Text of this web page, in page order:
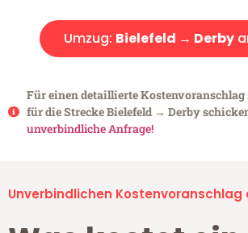
Umzug: Bielefeld → Derby
Für einen detaillierte
für die Strecke Bielefeld → Derby
unverbindliche Anfrage!
Unverbindlichen Kostenvoranschlag